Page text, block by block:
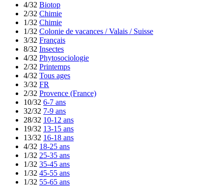
4/32 Biotop
2/32 Chimie
1/32 Chimie
1/32 Colonie de vacances / Valais / Suisse
3/32 Français
8/32 Insectes
4/32 Phytosociologie
2/32 Printemps
4/32 Tous ages
3/32 FR
2/32 Provence (France)
10/32 6-7 ans
32/32 7-9 ans
28/32 10-12 ans
19/32 13-15 ans
13/32 16-18 ans
4/32 18-25 ans
1/32 25-35 ans
1/32 35-45 ans
1/32 45-55 ans
1/32 55-65 ans